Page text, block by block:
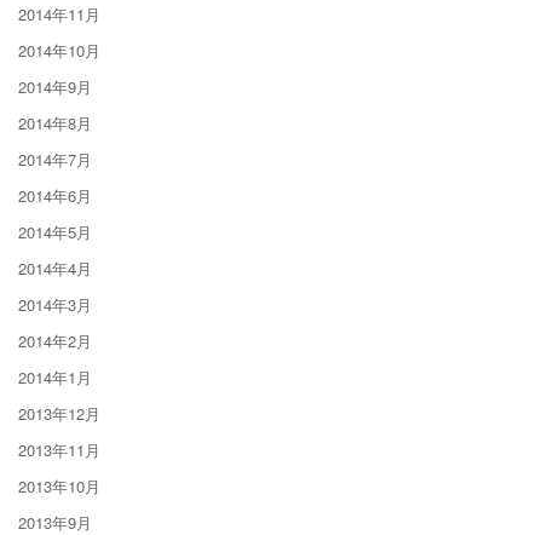
2014年11月
2014年10月
2014年9月
2014年8月
2014年7月
2014年6月
2014年5月
2014年4月
2014年3月
2014年2月
2014年1月
2013年12月
2013年11月
2013年10月
2013年9月